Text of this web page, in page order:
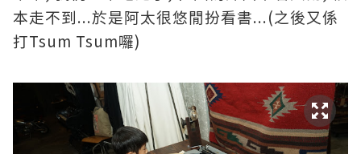
本走不到 ...於是阿太很悠閒扮看書...(之後又係
打Tsum Tsum囉)